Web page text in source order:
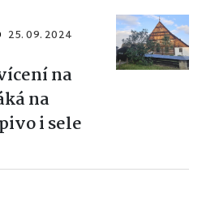
25. 09. 2024
na
na
i sele